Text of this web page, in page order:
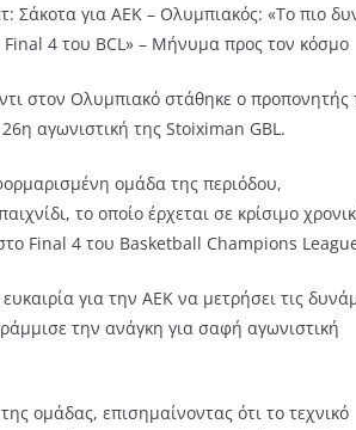
Σάκοτα για ΑΕΚ – Ολυμπιακός: «Το πιο
Final 4 του BCL» – Μήνυμα προς τον κόσμο
στον Ολυμπιακό στάθηκε ο προπονητής
αγωνιστική της Stoiximan GBL.
ομάδα της περιόδου,
το οποίο έρχεται σε κρίσιμο
Final 4 του Basketball Champions
για την ΑΕΚ να μετρήσει τις
την ανάγκη για σαφή αγωνιστική
ομάδας, επισημαίνοντας ότι το τεχνικό